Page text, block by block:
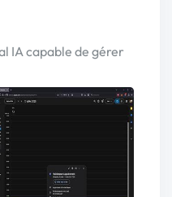
IA capable de gérer